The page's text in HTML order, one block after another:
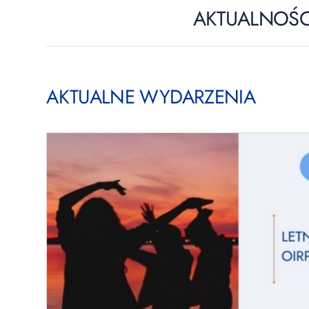
AKTUALNE WYDARZENIA